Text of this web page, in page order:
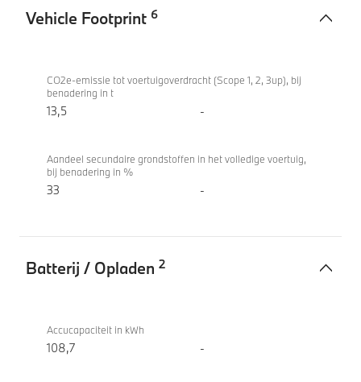
Vehicle Footprint 6
Footprint
iX3 50
xDrive
CO2e-emissie tot voertuigoverdracht (Scope 1, 2, 3up), bij
benadering in t
13,5 -
Aandeel secundaire grondstoffen in het volledige voertuig,
bij benadering in %
33 -
Batterij / Opladen 2
Opladen
iX3 50
xDrive
Accucapaciteit in kWh
108,7 -